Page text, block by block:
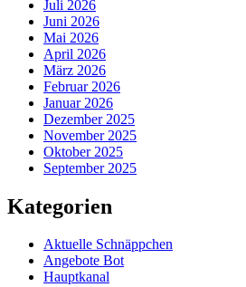
Juli 2026
Juni 2026
Mai 2026
April 2026
März 2026
Februar 2026
Januar 2026
Dezember 2025
November 2025
Oktober 2025
September 2025
Kategorien
Aktuelle Schnäppchen
Angebote Bot
Hauptkanal